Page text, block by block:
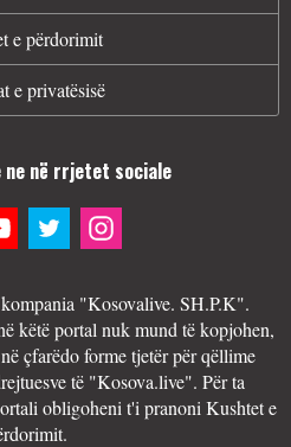
e përdorimit
e privatësisë
ne në rrjetet sociale
"Kosovalive. SH.P.K".
këtë portal nuk mund të kopjohen,
çfarëdo forme tjetër për qëllime
të "Kosova.live". Për ta
obligoheni t'i pranoni Kushtet e